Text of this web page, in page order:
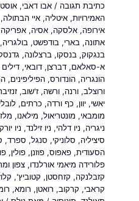
כתיבת תגובה /אבו דאבי,
האמירויות,איטליה,איי הבתולה
אירופה,אלסקה,אסיה,אפריקה
אתונה, בארי, בודפשט, בולגריה,
בנגקוק, בנסקו, ברצלונה,
א-סאלאם,דברצן,דובאי,
הונגריה,הונדורס,הפיליפינים,
ורוצלב,ורנה,ורשה,ז'שוב,
יאשי,יוון, כף ורדה, כרתים,
מומבאי, מונטריאול, מילאנו,
ניגריה, ניו דלהי, ניו זילנד, ניו יורק
סיציליה, סלוניקי, סנגל, ספרד,
הסעודית,פאפוס,פוזנן,פולין,
פלורידה מיאמי אורלנדו,צפון
קזבלנקה, קזחסטן, קטוביץ',
קראבי, קרקוב, רואטן, רומא,